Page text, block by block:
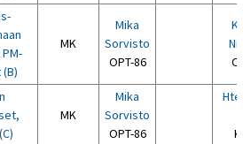
MK
Mika
Sorvisto
OPT-86
MK
Mika
Sorvisto
OPT-86